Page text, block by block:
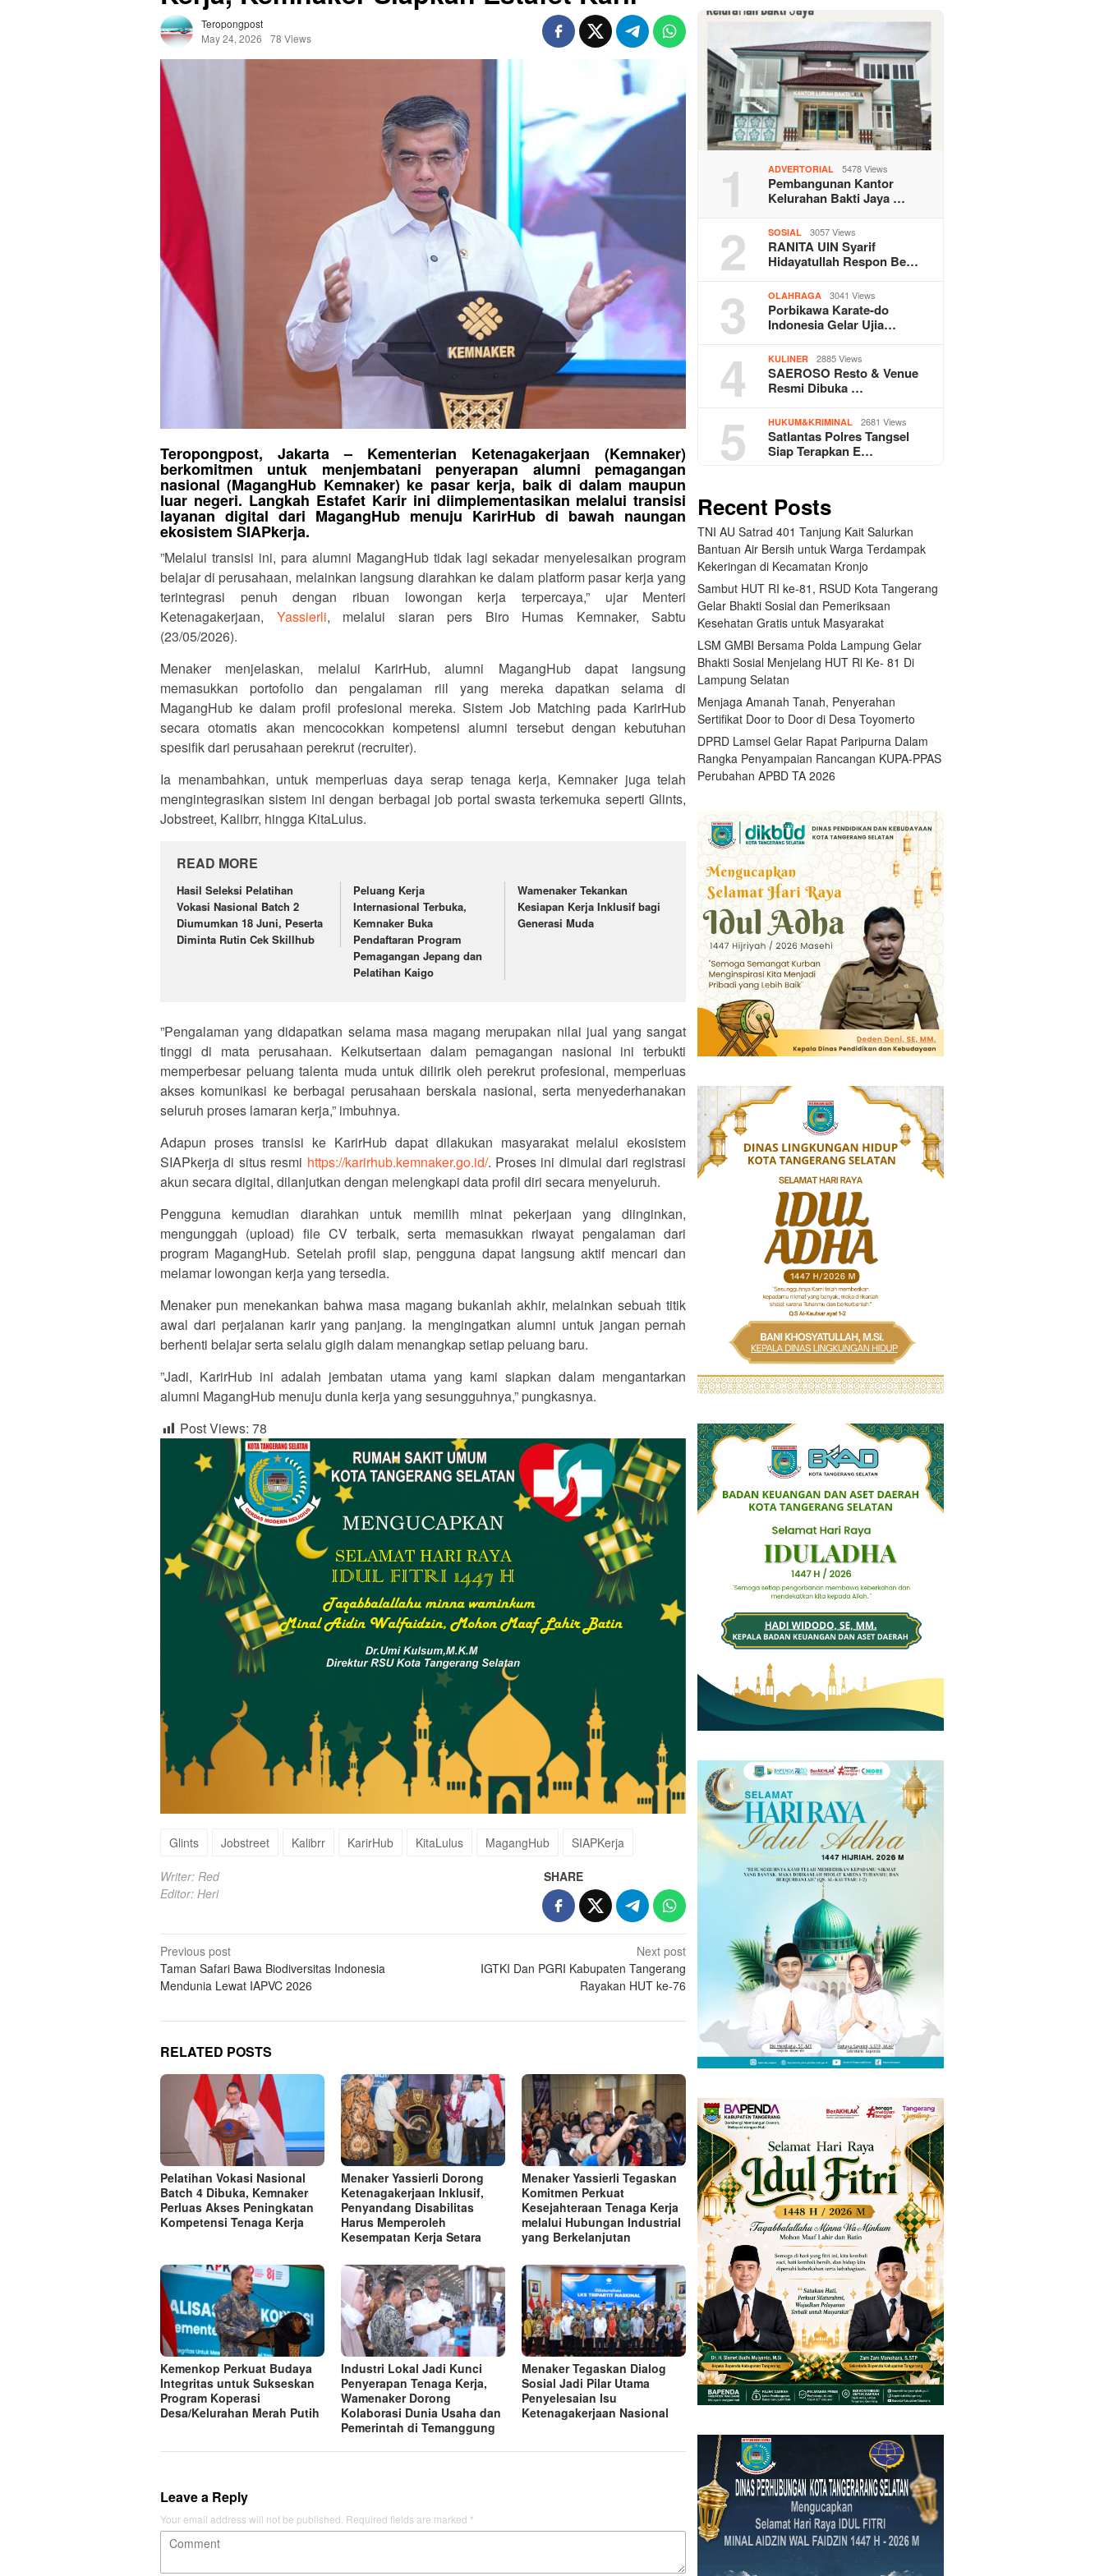
Teropongpost
May 24, 2026
78 Views
Teropongpost, ​Jakarta – Kementerian Ketenagakerjaan (Kemnaker)
berkomitmen untuk menjembatani penyerapan alumni pemagangan
nasional (MagangHub Kemnaker) ke pasar kerja, baik di dalam maupun
luar negeri. Langkah Estafet Karir ini diimplementasikan melalui transisi
layanan digital dari MagangHub menuju KarirHub di bawah naungan
ekosistem SIAPkerja.
​”Melalui transisi ini, para alumni MagangHub tidak lagi sekadar menyelesaikan program
belajar di perusahaan, melainkan langsung diarahkan ke dalam platform pasar kerja yang
terintegrasi penuh dengan ribuan lowongan kerja terpercaya,” ujar Menteri
Ketenagakerjaan, Yassierli, melalui siaran pers Biro Humas Kemnaker, Sabtu
(23/05/2026).
​Menaker menjelaskan, melalui KarirHub, alumni MagangHub dapat langsung
memasukkan portofolio dan pengalaman riil yang mereka dapatkan selama di
MagangHub ke dalam profil profesional mereka. Sistem Job Matching pada KarirHub
secara otomatis akan mencocokkan kompetensi alumni tersebut dengan kebutuhan
spesifik dari perusahaan perekrut (recruiter).
​Ia menambahkan, untuk memperluas daya serap tenaga kerja, Kemnaker juga telah
mengintegrasikan sistem ini dengan berbagai job portal swasta terkemuka seperti Glints,
Jobstreet, Kalibrr, hingga KitaLulus.
READ MORE
Hasil Seleksi Pelatihan
Vokasi Nasional Batch 2
Diumumkan 18 Juni, Peserta
Diminta Rutin Cek Skillhub
Peluang Kerja
Internasional Terbuka,
Kemnaker Buka
Pendaftaran Program
Pemagangan Jepang dan
Pelatihan Kaigo
Wamenaker Tekankan
Kesiapan Kerja Inklusif bagi
Generasi Muda
​”Pengalaman yang didapatkan selama masa magang merupakan nilai jual yang sangat
tinggi di mata perusahaan. Keikutsertaan dalam pemagangan nasional ini terbukti
memperbesar peluang talenta muda untuk dilirik oleh perekrut profesional, memperluas
akses komunikasi ke berbagai perusahaan berskala nasional, serta menyederhanakan
seluruh proses lamaran kerja,” imbuhnya.
​Adapun proses transisi ke KarirHub dapat dilakukan masyarakat melalui ekosistem
SIAPkerja di situs resmi https://karirhub.kemnaker.go.id/. Proses ini dimulai dari registrasi
akun secara digital, dilanjutkan dengan melengkapi data profil diri secara menyeluruh.
​Pengguna kemudian diarahkan untuk memilih minat pekerjaan yang diinginkan,
mengunggah (upload) file CV terbaik, serta memasukkan riwayat pengalaman dari
program MagangHub. Setelah profil siap, pengguna dapat langsung aktif mencari dan
melamar lowongan kerja yang tersedia.
​Menaker pun menekankan bahwa masa magang bukanlah akhir, melainkan sebuah titik
awal dari perjalanan karir yang panjang. Ia mengingatkan alumni untuk jangan pernah
berhenti belajar serta selalu gigih dalam menangkap setiap peluang baru.
​”Jadi, KarirHub ini adalah jembatan utama yang kami siapkan dalam mengantarkan
alumni MagangHub menuju dunia kerja yang sesungguhnya,” pungkasnya.
Post Views: 78
Glints Jobstreet Kalibrr KarirHub KitaLulus MagangHub SIAPKerja
Writer: Red
Editor: Heri
SHARE
Post
navigation
Previous post
Taman Safari Bawa Biodiversitas Indonesia
Mendunia Lewat IAPVC 2026
Next post
IGTKI Dan PGRI Kabupaten Tangerang
Rayakan HUT ke-76
RELATED POSTS
Pelatihan Vokasi Nasional
Batch 4 Dibuka, Kemnaker
Perluas Akses Peningkatan
Kompetensi Tenaga Kerja
Menaker Yassierli Dorong
Ketenagakerjaan Inklusif,
Penyandang Disabilitas
Harus Memperoleh
Kesempatan Kerja Setara
Menaker Yassierli Tegaskan
Komitmen Perkuat
Kesejahteraan Tenaga Kerja
melalui Hubungan Industrial
yang Berkelanjutan
Kemenkop Perkuat Budaya
Integritas untuk Sukseskan
Program Koperasi
Desa/Kelurahan Merah Putih
Industri Lokal Jadi Kunci
Penyerapan Tenaga Kerja,
Wamenaker Dorong
Kolaborasi Dunia Usaha dan
Pemerintah di Temanggung
Menaker Tegaskan Dialog
Sosial Jadi Pilar Utama
Penyelesaian Isu
Ketenagakerjaan Nasional
Leave a Reply
Your email address will not be published. Required fields are marked *
1 ADVERTORIAL 5478 Views
Pembangunan Kantor
Kelurahan Bakti Jaya …
2 SOSIAL 3057 Views
RANITA UIN Syarif
Hidayatullah Respon Be…
3 OLAHRAGA 3041 Views
Porbikawa Karate-do
Indonesia Gelar Ujia…
4 KULINER 2885 Views
SAEROSO Resto & Venue
Resmi Dibuka …
5 HUKUM&KRIMINAL 2681 Views
Satlantas Polres Tangsel
Siap Terapkan E…
Recent Posts
TNI AU Satrad 401 Tanjung Kait Salurkan
Bantuan Air Bersih untuk Warga Terdampak
Kekeringan di Kecamatan Kronjo
Sambut HUT RI ke-81, RSUD Kota Tangerang
Gelar Bhakti Sosial dan Pemeriksaan
Kesehatan Gratis untuk Masyarakat
LSM GMBI Bersama Polda Lampung Gelar
Bhakti Sosial Menjelang HUT Rl Ke- 81 Di
Lampung Selatan
Menjaga Amanah Tanah, Penyerahan
Sertifikat Door to Door di Desa Toyomerto
DPRD Lamsel Gelar Rapat Paripurna Dalam
Rangka Penyampaian Rancangan KUPA-PPAS
Perubahan APBD TA 2026